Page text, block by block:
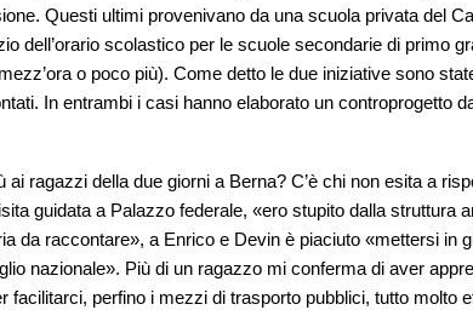
Questi ultimi provenivano da una scuola privata del
dell’orario scolastico per le scuole secondarie di primo
o poco più). Come detto le due iniziative sono
In entrambi i casi hanno elaborato un controprogetto
ai ragazzi della due giorni a Berna? C’è chi non esita a
guidata a Palazzo federale, «ero stupito dalla struttura
da raccontare», a Enrico e Devin è piaciuto «mettersi in
nazionale». Più di un ragazzo mi conferma di aver
facilitarci, perfino i mezzi di trasporto pubblici, tutto molto